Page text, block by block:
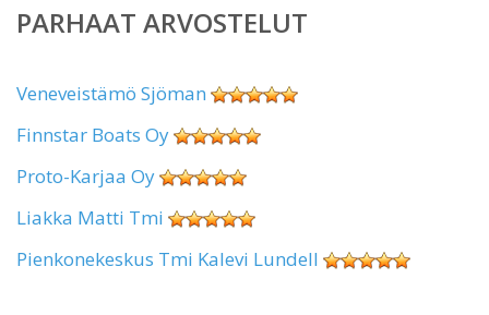
PARHAAT ARVOSTELUT
Veneveistämö Sjöman
Finnstar Boats Oy
Proto-Karjaa Oy
Liakka Matti Tmi
Pienkonekeskus Tmi Kalevi Lundell